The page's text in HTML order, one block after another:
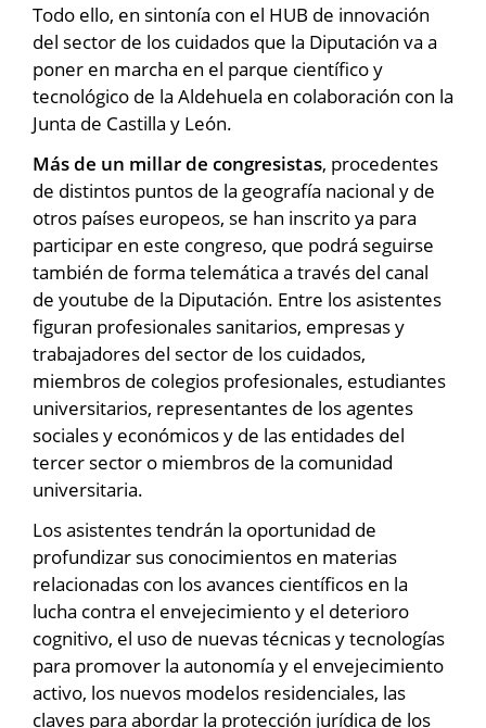
Todo ello, en sintonía con el HUB de innovación
del sector de los cuidados que la Diputación va a
poner en marcha en el parque científico y
tecnológico de la Aldehuela en colaboración con la
Junta de Castilla y León.
Más de un millar de congresistas, procedentes
de distintos puntos de la geografía nacional y de
otros países europeos, se han inscrito ya para
participar en este congreso, que podrá seguirse
también de forma telemática a través del canal
de youtube de la Diputación. Entre los asistentes
figuran profesionales sanitarios, empresas y
trabajadores del sector de los cuidados,
miembros de colegios profesionales, estudiantes
universitarios, representantes de los agentes
sociales y económicos y de las entidades del
tercer sector o miembros de la comunidad
universitaria.
Los asistentes tendrán la oportunidad de
profundizar sus conocimientos en materias
relacionadas con los avances científicos en la
lucha contra el envejecimiento y el deterioro
cognitivo, el uso de nuevas técnicas y tecnologías
para promover la autonomía y el envejecimiento
activo, los nuevos modelos residenciales, las
claves para abordar la protección jurídica de los